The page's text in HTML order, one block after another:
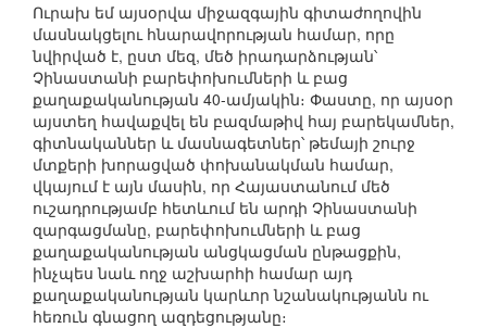
Ուրախ եմ այսօրվա միջազգային գիտաժողովին
մասնակցելու հնարավորության համար, որը
նվիրված է, ըստ մեզ, մեծ իրադարձության՝
Չինաստանի բարեփոխումների և բաց
քաղաքականության 40-ամյակին։ Փաստը, որ այսօր
այստեղ հավաքվել են բազմաթիվ հայ բարեկամներ,
գիտնականներ և մասնագետներ՝ թեմայի շուրջ
մտքերի խորացված փոխանակման համար,
վկայում է այն մասին, որ Հայաստանում մեծ
ուշադրությամբ հետևում են արդի Չինաստանի
զարգացմանը, բարեփոխումների և բաց
քաղաքականության անցկացման ընթացքին,
ինչպես նաև ողջ աշխարհի համար այդ
քաղաքականության կարևոր նշանակությանն ու
հեռուն գնացող ազդեցությանը։